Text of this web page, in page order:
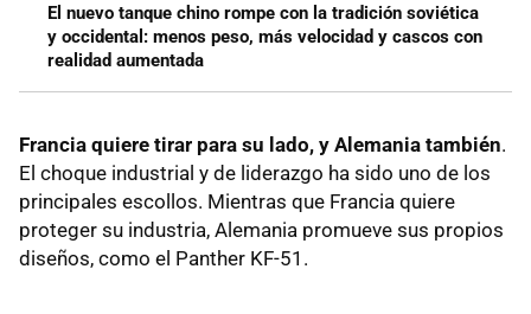
El nuevo tanque chino rompe con la tradición soviética
y occidental: menos peso, más velocidad y cascos con
realidad aumentada
Francia quiere tirar para su lado, y Alemania también.
El choque industrial y de liderazgo ha sido uno de los
principales escollos. Mientras que Francia quiere
proteger su industria, Alemania promueve sus propios
diseños, como el Panther KF-51.